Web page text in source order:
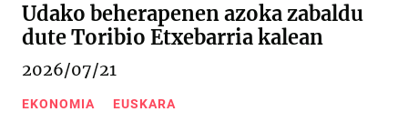
Udako beherapenen azoka zabaldu
dute Toribio Etxebarria kalean
2026/07/21
EKONOMIA EUSKARA